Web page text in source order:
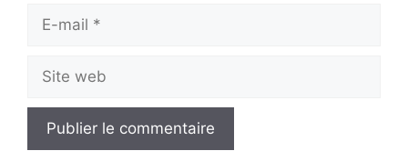
mail
web